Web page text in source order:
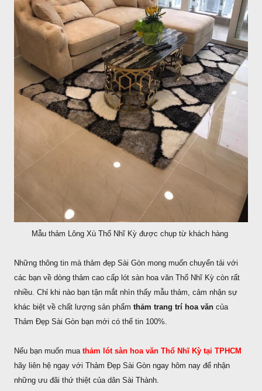
Mẫu thảm Lông Xù Thổ Nhĩ Kỳ được chụp từ khách hàng
Những thông tin mà thảm đẹp Sài Gòn mong muốn chuyển tải với
các bạn về dòng thảm cao cấp lót sàn hoa văn Thổ Nhĩ Kỳ còn rất
nhiều. Chỉ khi nào bạn tận mắt nhìn thấy mẫu thảm, cảm nhận sự
khác biệt về chất lượng sản phẩm thảm trang trí hoa văn của
Thảm Đẹp Sài Gòn bạn mới có thể tin 100%.
Nếu bạn muốn mua thảm lót sàn hoa văn Thổ Nhĩ Kỳ tại TPHCM
hãy liên hệ ngay với Thảm Đẹp Sài Gòn ngay hôm nay để nhận
những ưu đãi thứ thiệt của dân Sài Thành.